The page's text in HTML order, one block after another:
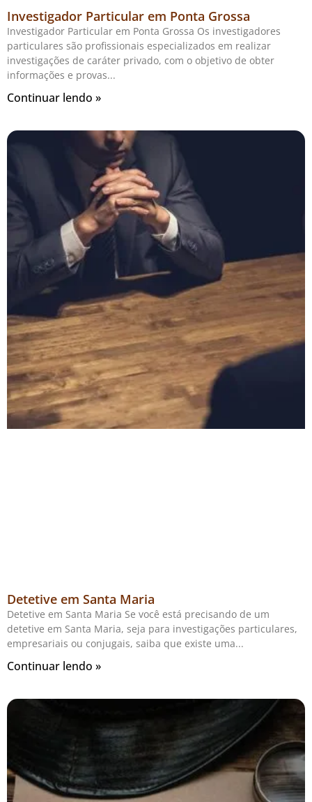
Investigador Particular em Ponta Grossa
Investigador Particular em Ponta Grossa Os investigadores
particulares são profissionais especializados em realizar
investigações de caráter privado, com o objetivo de obter
informações e provas
Continuar lendo »
Detetive em Santa Maria
Detetive em Santa Maria Se você está precisando de um
detetive em Santa Maria, seja para investigações particulares,
empresariais ou conjugais, saiba que existe uma
Continuar lendo »